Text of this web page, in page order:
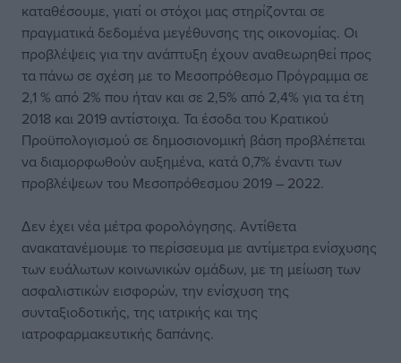
καταθέσουμε, γιατί οι στόχοι μας στηρίζονται σε
πραγματικά δεδομένα μεγέθυνσης της οικονομίας. Οι
προβλέψεις για την ανάπτυξη έχουν αναθεωρηθεί προς
τα πάνω σε σχέση με το Μεσοπρόθεσμο Πρόγραμμα σε
2,1 % από 2% που ήταν και σε 2,5% από 2,4% για τα έτη
2018 και 2019 αντίστοιχα. Τα έσοδα του Κρατικού
Προϋπολογισμού σε δημοσιονομική βάση προβλέπεται
να διαμορφωθούν αυξημένα, κατά 0,7% έναντι των
προβλέψεων του Μεσοπρόθεσμου 2019 – 2022.
Δεν έχει νέα μέτρα φορολόγησης. Αντίθετα
ανακατανέμουμε το περίσσευμα με αντίμετρα ενίσχυσης
των ευάλωτων κοινωνικών ομάδων, με τη μείωση των
ασφαλιστικών εισφορών, την ενίσχυση της
συνταξιοδοτικής, της ιατρικής και της
ιατροφαρμακευτικής δαπάνης.